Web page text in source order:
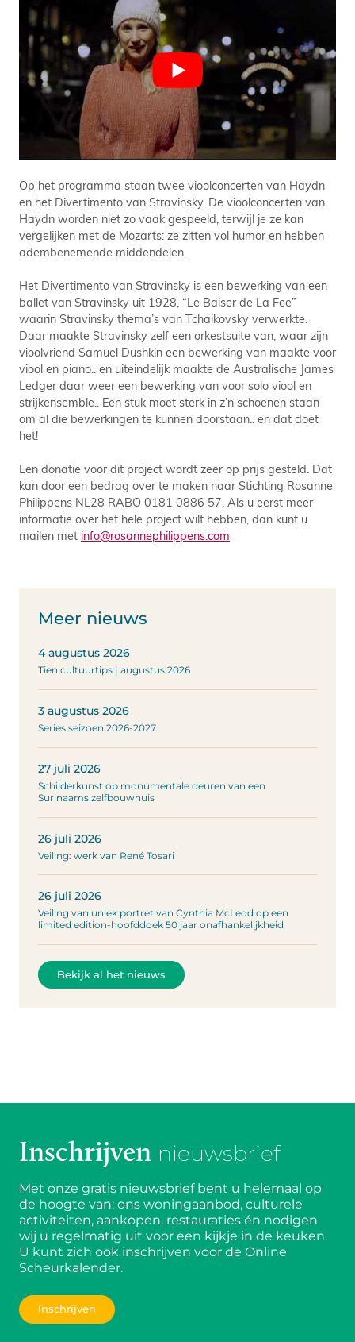
Op het programma staan twee vioolconcerten van Haydn
en het Divertimento van Stravinsky. De vioolconcerten van
Haydn worden niet zo vaak gespeeld, terwijl je ze kan
vergelijken met de Mozarts: ze zitten vol humor en hebben
adembenemende middendelen.
Het Divertimento van Stravinsky is een bewerking van een
ballet van Stravinsky uit 1928, “Le Baiser de La Fee”
waarin Stravinsky thema’s van Tchaikovsky verwerkte.
Daar maakte Stravinsky zelf een orkestsuite van, waar zijn
vioolvriend Samuel Dushkin een bewerking van maakte voor
viool en piano.. en uiteindelijk maakte de Australische James
Ledger daar weer een bewerking van voor solo viool en
strijkensemble.. Een stuk moet sterk in z’n schoenen staan
om al die bewerkingen te kunnen doorstaan.. en dat doet
het!
Een donatie voor dit project wordt zeer op prijs gesteld. Dat
kan door een bedrag over te maken naar Stichting Rosanne
Philippens NL28 RABO 0181 0886 57. Als u eerst meer
informatie over het hele project wilt hebben, dan kunt u
mailen met info@rosannephilippens.com
Meer nieuws
4 augustus 2026
Tien cultuurtips | augustus 2026
3 augustus 2026
Series seizoen 2026-2027
27 juli 2026
Schilderkunst op monumentale deuren van een
Surinaams zelfbouwhuis
26 juli 2026
Veiling: werk van René Tosari
26 juli 2026
Veiling van uniek portret van Cynthia McLeod op een
limited edition-hoofddoek 50 jaar onafhankelijkheid
Bekijk al het nieuws
Inschrijven nieuwsbrief
Met onze gratis nieuwsbrief bent u helemaal op
de hoogte van: ons woningaanbod, culturele
activiteiten, aankopen, restauraties én nodigen
wij u regelmatig uit voor een kijkje in de keuken.
U kunt zich ook inschrijven voor de Online
Scheurkalender.
Inschrijven